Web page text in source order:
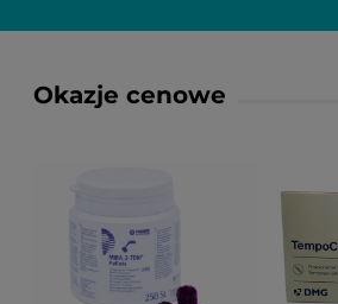
Okazje cenowe